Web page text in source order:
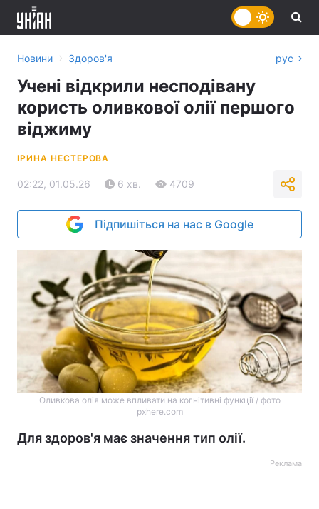
Новини › Здоров'я рус
Учені відкрили несподівану
користь оливкової олії першого
віджиму
ІРИНА НЕСТЕРОВА
02:22, 01.05.26 6 хв. 4709
Підпишіться на нас в Google
Оливкова олія може впливати на когнітивні функції / фото
pxhere.com
Для здоров'я має значення тип олії.
Реклама